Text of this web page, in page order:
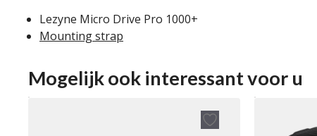
Lezyne Micro Drive Pro 1000+
Mounting strap
Mogelijk ook interessant voor u